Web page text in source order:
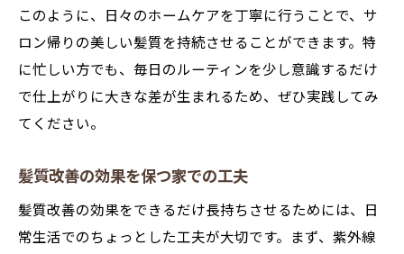
このように、日々のホームケアを丁寧に行うことで、サ
ロン帰りの美しい髪質を持続させることができます。特
に忙しい方でも、毎日のルーティンを少し意識するだけ
で仕上がりに大きな差が生まれるため、ぜひ実践してみ
てください。
髪質改善の効果を保つ家での工夫
髪質改善の効果をできるだけ長持ちさせるためには、日
常生活でのちょっとした工夫が大切です。まず、紫外線